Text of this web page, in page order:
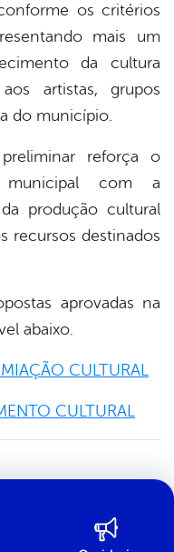
os critérios
mais um
da cultura
artistas, grupos
do município.
reforça o
municipal com a
produção cultural
recursos destinados
aprovadas na
abaixo.
CULTURAL
CULTURAL